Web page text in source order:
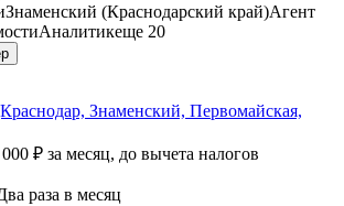
Знаменский (Краснодарский край)Агент
Аналитикеще 20
Знаменский, Первомайская,
₽ за месяц, до вычета налогов
раза в месяц